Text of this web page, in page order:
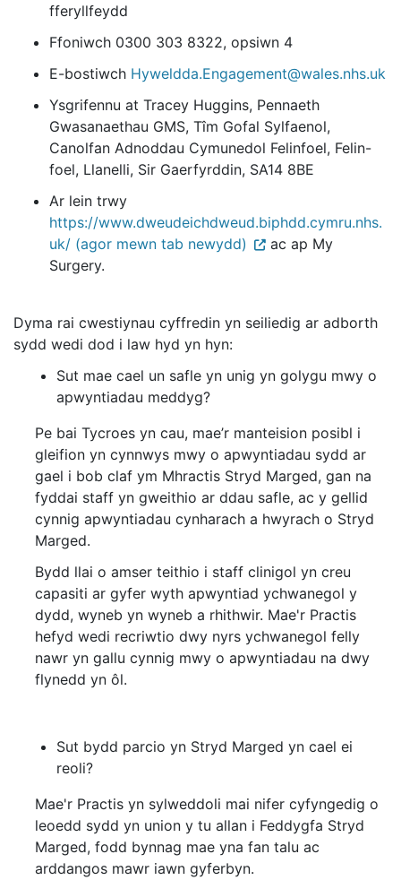
fferyllfeydd
Ffoniwch 0300 303 8322, opsiwn 4
E-bostiwch Hyweldda.Engagement@wales.nhs.uk
Ysgrifennu at Tracey Huggins, Pennaeth
Gwasanaethau GMS, Tîm Gofal Sylfaenol,
Canolfan Adnoddau Cymunedol Felinfoel, Felin-
foel, Llanelli, Sir Gaerfyrddin, SA14 8BE
Ar lein trwy
https://www.dweudeichdweud.biphdd.cymru.nhs.
uk/ (agor mewn tab newydd)
ac ap My
Surgery.
Dyma rai cwestiynau cyffredin yn seiliedig ar adborth
sydd wedi dod i law hyd yn hyn:
Sut mae cael un safle yn unig yn golygu mwy o
apwyntiadau meddyg?
Pe bai Tycroes yn cau, mae’r manteision posibl i
gleifion yn cynnwys mwy o apwyntiadau sydd ar
gael i bob claf ym Mhractis Stryd Marged, gan na
fyddai staff yn gweithio ar ddau safle, ac y gellid
cynnig apwyntiadau cynharach a hwyrach o Stryd
Marged.
Bydd llai o amser teithio i staff clinigol yn creu
capasiti ar gyfer wyth apwyntiad ychwanegol y
dydd, wyneb yn wyneb a rhithwir. Mae'r Practis
hefyd wedi recriwtio dwy nyrs ychwanegol felly
nawr yn gallu cynnig mwy o apwyntiadau na dwy
flynedd yn ôl.
Sut bydd parcio yn Stryd Marged yn cael ei
reoli?
Mae'r Practis yn sylweddoli mai nifer cyfyngedig o
leoedd sydd yn union y tu allan i Feddygfa Stryd
Marged, fodd bynnag mae yna fan talu ac
arddangos mawr iawn gyferbyn.